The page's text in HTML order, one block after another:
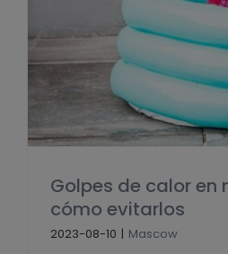
Golpes de calor en
cómo evitarlos
2023-08-10 | Mascow